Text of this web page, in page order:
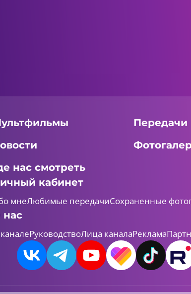
Передачи
нас смотреть
кабинет
мнеЛюбимые передачиСохраненные
нас
РуководствоЛица каналаРеклама